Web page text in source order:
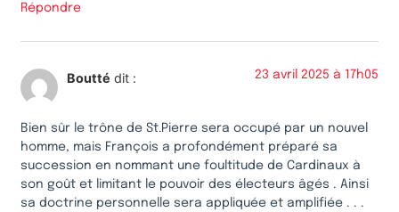
Répondre
Boutté dit : 23 avril 2025 à 17h05
Bien sûr le trône de St.Pierre sera occupé par un nouvel
homme, mais François a profondément préparé sa
succession en nommant une foultitude de Cardinaux à
son goût et limitant le pouvoir des électeurs âgés . Ainsi
sa doctrine personnelle sera appliquée et amplifiée . . .